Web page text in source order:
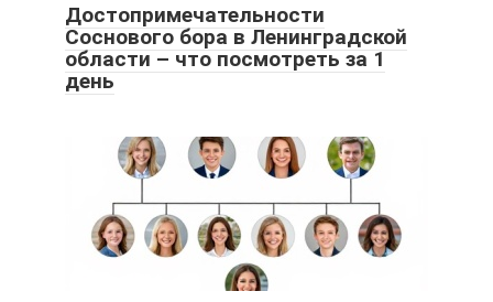
Достопримечательности
Соснового бора в Ленинградской
области – что посмотреть за 1
день